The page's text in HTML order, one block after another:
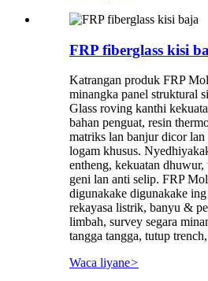
FRP fiberglass kisi
Katrangan produk FRP
minangka panel struktural
Glass roving kanthi
bahan penguat, resin
matriks lan banjur dicor
logam khusus.
entheng, kekuatan dhuwur,
geni lan anti selip. FRP
digunakake digunakake
rekayasa listrik, banyu &
limbah, survey segara
tangga tangga, tutup
Waca liyane>